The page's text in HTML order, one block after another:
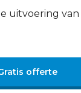
uitvoering
offerte